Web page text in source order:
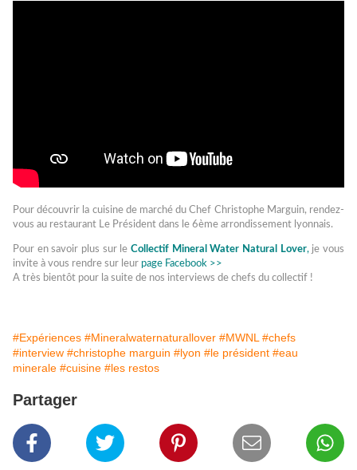
Pour découvrir la cuisine de marché du Chef Christophe Marguin, rendez-
vous au restaurant Le Président dans le 6ème arrondissement lyonnais.
Pour en savoir plus sur le Collectif Mineral Water Natural Lover,je vous
invite à vous rendre sur leur page Facebook >>
A très bientôt pour la suite de nos interviews de chefs du collectif !
#Expériences #Mineralwaternaturallover #MWNL #chefs
#interview #christophe marguin #lyon #le président #eau
minerale #cuisine #les restos
Partager